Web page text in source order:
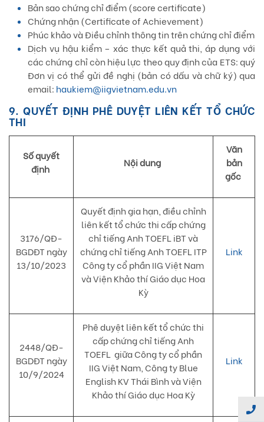
Bản sao chứng chỉ điểm (score certificate)
Chứng nhận (Certificate of Achievement)
Phúc khảo và Điều chỉnh thông tin trên chứng chỉ điểm
Dịch vụ hậu kiểm – xác thực kết quả thi, áp dụng với
các chứng chỉ còn hiệu lực theo quy định của ETS: quý
Đơn vị có thể gửi đề nghị (bản có dấu và chữ ký) qua
email: haukiem@iigvietnam.edu.vn
9. QUYẾT ĐỊNH PHÊ DUYỆT LIÊN KẾT TỔ CHỨC
THI
Số quyết
định
Nội dung
Văn
bản
gốc
3176/QĐ-
BGDĐT ngày
13/10/2023
Quyết định gia hạn, điều chỉnh
liên kết tổ chức thi cấp chứng
chỉ tiếng Anh TOEFL iBT và
chứng chỉ tiếng Anh TOEFL ITP
Công ty cổ phần IIG Việt Nam
và Viện Khảo thí Giáo dục Hoa
Kỳ
Link
2448/QĐ-
BGDĐT ngày
10/9/2024
Phê duyệt liên kết tổ chức thi
cấp chứng chỉ tiếng Anh
TOEFL giữa Công ty cổ phần
IIG Việt Nam, Công ty Blue
English KV Thái Bình và Viện
Khảo thí Giáo dục Hoa Kỳ
Link